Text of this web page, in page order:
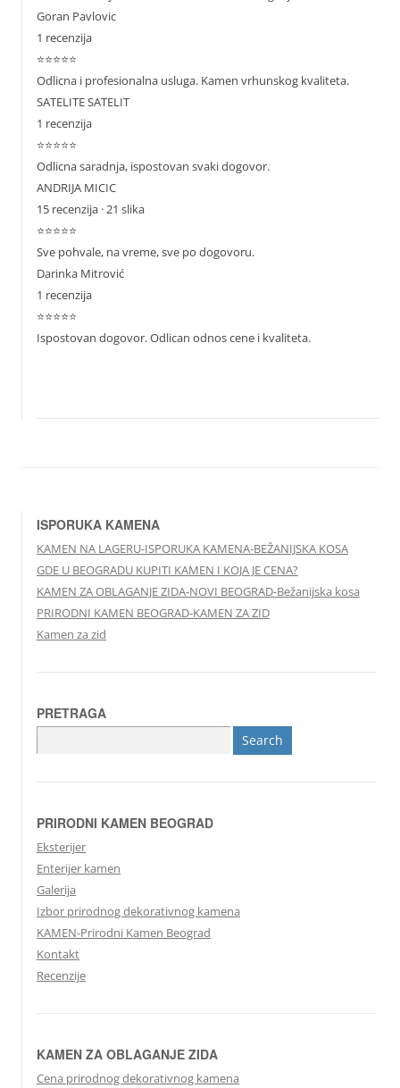
Goran Pavlovic
1 recenzija
⭐⭐⭐⭐⭐
Odlicna i profesionalna usluga. Kamen vrhunskog kvaliteta.
SATELITE SATELIT
1 recenzija
⭐⭐⭐⭐⭐
Odlicna saradnja, ispostovan svaki dogovor.
ANDRIJA MICIC
15 recenzija · 21 slika
⭐⭐⭐⭐⭐
Sve pohvale, na vreme, sve po dogovoru.
Darinka Mitrović
1 recenzija
⭐⭐⭐⭐⭐
Ispostovan dogovor. Odlican odnos cene i kvaliteta.
ISPORUKA KAMENA
KAMEN NA LAGERU-ISPORUKA KAMENA-BEŽANIJSKA KOSA
GDE U BEOGRADU KUPITI KAMEN I KOJA JE CENA?
KAMEN ZA OBLAGANJE ZIDA-NOVI BEOGRAD-Bežanijska kosa
PRIRODNI KAMEN BEOGRAD-KAMEN ZA ZID
Kamen za zid
PRETRAGA
for:
PRIRODNI KAMEN BEOGRAD
Eksterijer
Enterijer kamen
Galerija
Izbor prirodnog dekorativnog kamena
KAMEN-Prirodni Kamen Beograd
Kontakt
Recenzije
KAMEN ZA OBLAGANJE ZIDA
Cena prirodnog dekorativnog kamena